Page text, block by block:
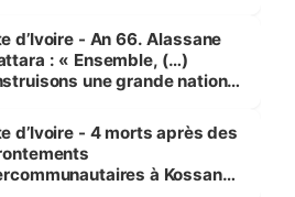
d’Ivoire - An 66. Alassane
: « Ensemble, (…)
une grande nation
futures »
d’Ivoire - 4 morts après des
à Kossandji